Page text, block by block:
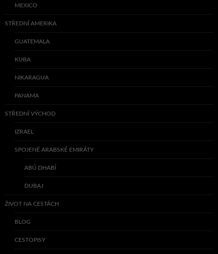
MEXICO
STŘEDNÍ AMERIKA
GUATEMALA
KUBA
NIKARAGUA
PANAMA
STŘEDNÍ VÝCHOD
IZRAEL
SPOJENÉ ARABSKÉ EMIRÁTY
ABÚ DHABÍ
DUBAJ
ŽIVOT NA CESTÁCH
BLOG
CESTOPISY